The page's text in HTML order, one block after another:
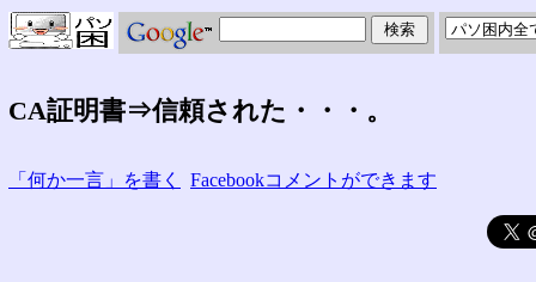
CA証明書⇒信頼された・・・。
「何か一言」を書く Facebookコメントができます